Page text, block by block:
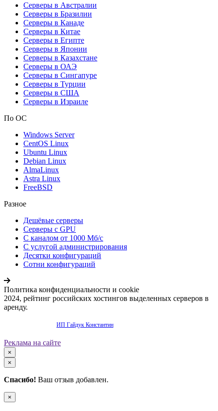
Серверы в Австралии
Серверы в Бразилии
Серверы в Канаде
Серверы в Китае
Серверы в Египте
Серверы в Японии
Серверы в Казахстане
Серверы в ОАЭ
Серверы в Сингапуре
Серверы в Турции
Серверы в США
Серверы в Израиле
По ОС
Windows Server
CentOS Linux
Ubuntu Linux
Debian Linux
AlmaLinux
Astra Linux
FreeBSD
Разное
Дешёвые серверы
Серверы с GPU
С каналом от 1000 Мб/с
С услугой администрирования
Десятки конфигураций
Сотни конфигураций
Политика конфиденциальности и cookie
2024, рейтинг российских хостингов выделенных серверов в
аренду.
ИП Гайдук Константин
Реклама на сайте
×
×
Спасибо! Ваш отзыв добавлен.
×